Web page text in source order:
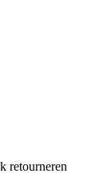
retourneren